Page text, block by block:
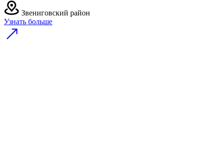
Звениговский район
Узнать больше